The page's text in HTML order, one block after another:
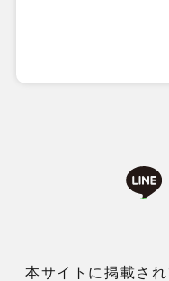
本サイトに掲載さ